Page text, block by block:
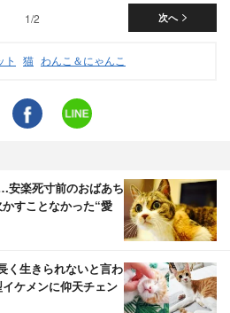
次へ
1/2
ト 猫 わんこ＆にゃんこ
安楽死寸前のおばあち
すことなかった“愛
く生きられないと言わ
ケメンに仰天チェン